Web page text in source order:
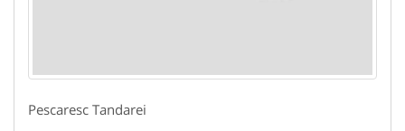
Pescaresc Tandarei